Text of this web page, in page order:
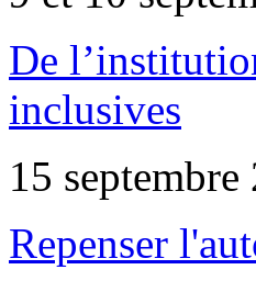
De
inclusives
15
Repenser